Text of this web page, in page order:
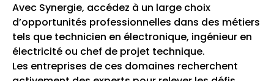
Avec Synergie, accédez à un large choix
d’opportunités professionnelles dans des métiers
tels que technicien en électronique, ingénieur en
électricité ou chef de projet technique.
Les entreprises de ces domaines recherchent